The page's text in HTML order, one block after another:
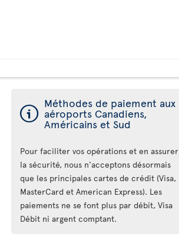
ý Méthodes de paiement aux
aéroports Canadiens,
Américains et Sud
Pour faciliter vos opérations et en assurer
la sécurité, nous n'acceptons désormais
que les principales cartes de crédit (Visa,
MasterCard et American Express). Les
paiements ne se font plus par débit, Visa
Débit ni argent comptant.